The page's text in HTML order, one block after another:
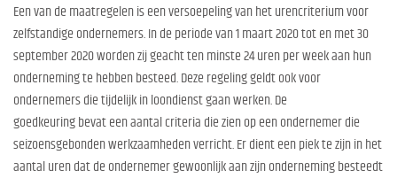
Een van de maatregelen is een versoepeling van het urencriterium voor
zelfstandige ondernemers. In de periode van 1 maart 2020 tot en met 30
september 2020 worden zij geacht ten minste 24 uren per week aan hun
onderneming te hebben besteed. Deze regeling geldt ook voor
ondernemers die tijdelijk in loondienst gaan werken. De
goedkeuring bevat een aantal criteria die zien op een ondernemer die
seizoensgebonden werkzaamheden verricht. Er dient een piek te zijn in het
aantal uren dat de ondernemer gewoonlijk aan zijn onderneming besteedt